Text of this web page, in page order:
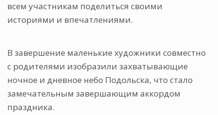
всем участникам поделиться своими
историями и впечатлениями.
В завершение маленькие художники совместно
с родителями изобразили захватывающие
ночное и дневное небо Подольска, что стало
замечательным завершающим аккордом
праздника.